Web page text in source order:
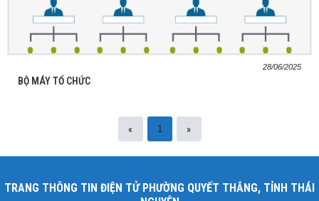
28/06/2025
BỘ MÁY TỔ CHỨC
« 1 »
TRANG THÔNG TIN ĐIỆN TỬ PHƯỜNG QUYẾT THẮNG, TỈNH THÁI